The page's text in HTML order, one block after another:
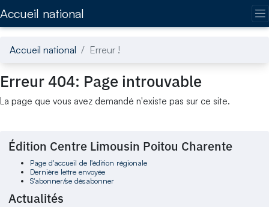
Accueil national
Accueil national Erreur !
Erreur 404: Page introuvable
La page que vous avez demandé n'existe pas sur ce site.
Édition Centre Limousin Poitou Charente
Page d'accueil de l'édition régionale
Dernière lettre envoyée
S'abonner/se désabonner
Actualités